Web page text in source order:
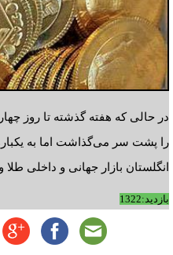
در حالی که هفته گذشته تا روز
را پشت سر می‌گذاشت اما به
انگلستان بازار جهانی و داخلی
بازدید:1322